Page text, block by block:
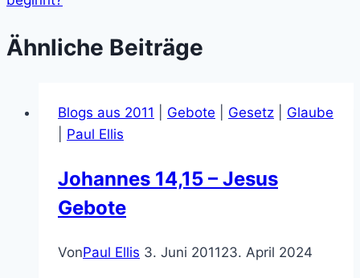
Ähnliche Beiträge
Blogs aus 2011 Gebote Gesetz
Glaube
Paul Ellis
Johannes 14,15 – Jesus
Gebote
VonPaul Ellis 3. Juni 201123. April 2024